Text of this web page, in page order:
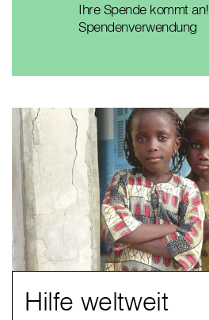
Ihre Spende kommt an!
Spendenverwendung
Hilfe weltweit